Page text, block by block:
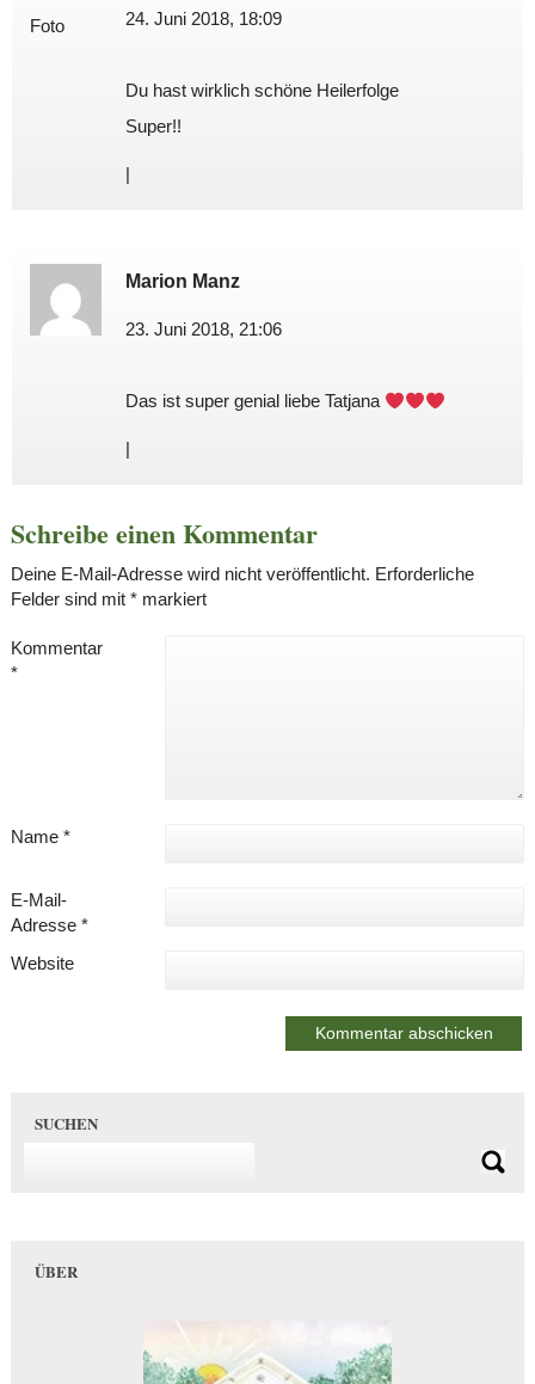
24. Juni 2018, 18:09
Du hast wirklich schöne Heilerfolge
Super!!
|
Marion Manz
23. Juni 2018, 21:06
Das ist super genial liebe Tatjana
|
Schreibe einen Kommentar
Deine E-Mail-Adresse wird nicht veröffentlicht. Erforderliche
Felder sind mit *markiert
Kommentar
*
Name *
E-Mail-
Adresse *
Website
SUCHEN
ÜBER